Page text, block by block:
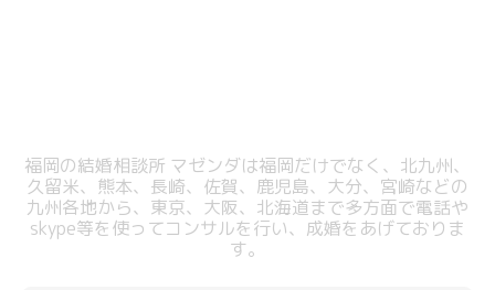
福岡の結婚相談所 マゼンダは福岡だけでなく、北九州、
久留米、熊本、長崎、佐賀、鹿児島、大分、宮崎などの
九州各地から、東京、大阪、北海道まで多方面で電話や
skype等を使ってコンサルを行い、成婚をあげておりま
す。